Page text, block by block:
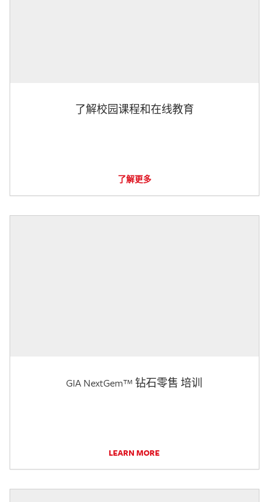
了解校园课程和在线教育
了解更多
GIA NextGem™ 钻石零售 培训
LEARN MORE